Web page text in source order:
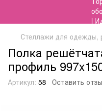
Стеллажи для одежды,
Полка
профиль
Артикул: 58 Оставить